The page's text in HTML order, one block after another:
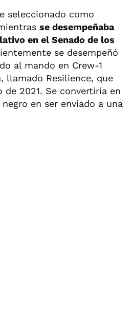
seleccionado como
se desempeñaba
en el Senado de los
se desempeñó
al mando en Crew-1
llamado Resilience, que
de 2021. Se convertiría en
en ser enviado a una